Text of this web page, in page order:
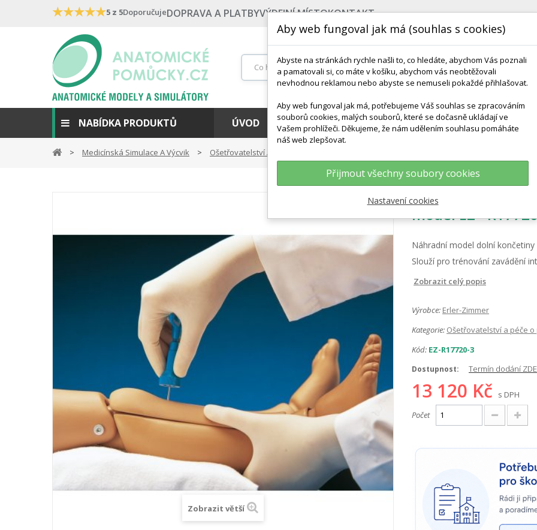
★★★★★5 z 5DoporučujeDOPRAVA A PLATBYVÝDEJNÍ MÍSTOKONTAKT
NABÍDKA PRODUKTŮ ÚVOD NEJPRODÁVANĚJŠÍ VÝCHOVA KE ZDRAVÍ
Medicínská Simulace A Výcvik Ošetřovatelství A Péče O Pacienta
Zobrazit větší
Náhradní
model EZ -
Náhradní model dolní
Slouží pro trénování zavádění
Zobrazit celý popis
Výrobce: Erler-Zimmer
Kategorie: Ošetřovatelství a péče
Kód: EZ-R17720-3
Dostupnost: Termín dodání ZDE
13 120 Kč
s DPH
Počet
Aby web fungoval jak má (souhlas s cookies)
Abyste na stránkách rychle našli to, co hledáte, abychom Vás poznali
a pamatovali si, co máte v košíku, abychom vás neobtěžovali
nevhodnou reklamou nebo abyste se nemuseli pokaždé přihlašovat.
Aby web fungoval jak má, potřebujeme Váš souhlas se zpracováním
souborů cookies, malých souborů, které se dočasně ukládají ve
Vašem prohlížeči. Děkujeme, že nám udělením souhlasu pomáháte
náš web zlepšovat.
Přijmout všechny soubory cookies
Nastavení cookies